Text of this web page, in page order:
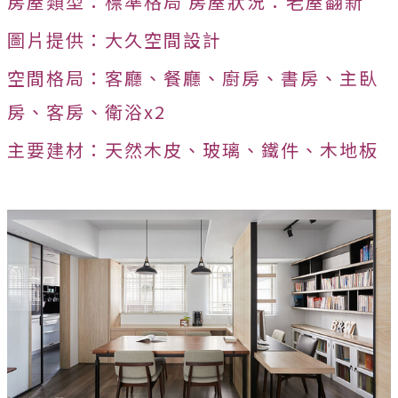
圖片提供：大久空間設計
空間格局：客廳、餐廳、廚房、書房、主臥
房、客房、衛浴x2
主要建材：天然木皮、玻璃、鐵件、木地板